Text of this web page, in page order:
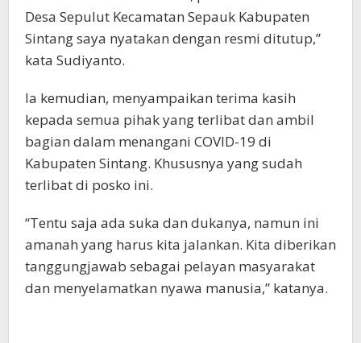
Desa Sepulut Kecamatan Sepauk Kabupaten
Sintang saya nyatakan dengan resmi ditutup,”
kata Sudiyanto.
Ia kemudian, menyampaikan terima kasih
kepada semua pihak yang terlibat dan ambil
bagian dalam menangani COVID-19 di
Kabupaten Sintang. Khususnya yang sudah
terlibat di posko ini.
“Tentu saja ada suka dan dukanya, namun ini
amanah yang harus kita jalankan. Kita diberikan
tanggungjawab sebagai pelayan masyarakat
dan menyelamatkan nyawa manusia,” katanya.